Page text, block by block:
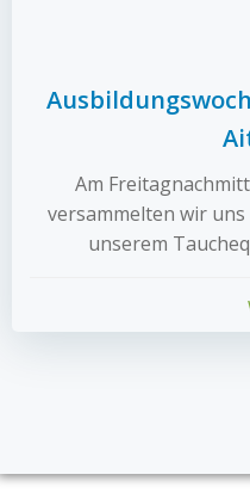
Am
versammelten wir
unserem